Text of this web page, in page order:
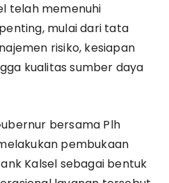
telah memenuhi
mulai dari tata
risiko, kesiapan
kualitas sumber daya
bersama Plh
pembukaan
Kalsel sebagai bentuk